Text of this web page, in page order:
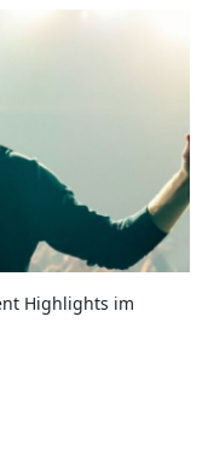
Highlights im